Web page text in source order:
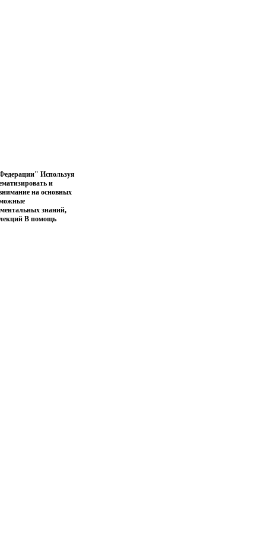
Используя
и
на основных
знаний,
В помощь